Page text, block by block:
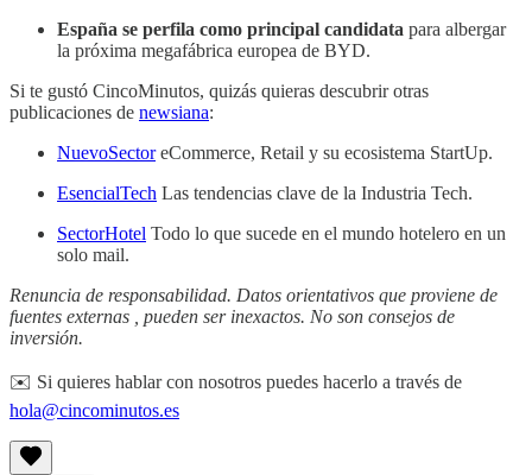
España se perfila como principal candidata para albergar
la próxima megafábrica europea de BYD.
Si te gustó CincoMinutos, quizás quieras descubrir otras
publicaciones de newsiana:
NuevoSectoreCommerce, Retail y su ecosistema StartUp.
EsencialTech Las tendencias clave de la Industria Tech.
SectorHotel Todo lo que sucede en el mundo hotelero en un
solo mail.
Renuncia de responsabilidad. Datos orientativos que proviene de
fuentes externas , pueden ser inexactos. No son consejos de
inversión.
✉️ Si quieres hablar con nosotros puedes hacerlo a través de
hola@cincominutos.es